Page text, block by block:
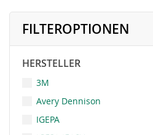
FILTEROPTIONEN
HERSTELLER
3M
Avery Dennison
IGEPA